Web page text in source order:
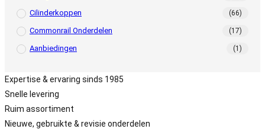
Cilinderkoppen (66)
Commonrail Onderdelen (17)
Aanbiedingen (1)
Expertise & ervaring sinds 1985
Snelle levering
Ruim assortiment
Nieuwe, gebruikte & revisie onderdelen